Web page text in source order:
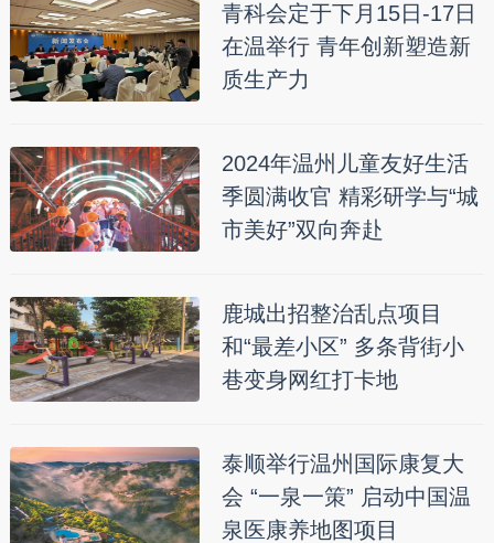
青科会定于下月15日-17日
在温举行 青年创新塑造新
质生产力
2024年温州儿童友好生活
季圆满收官 精彩研学与“城
市美好”双向奔赴
鹿城出招整治乱点项目
和“最差小区” 多条背街小
巷变身网红打卡地
泰顺举行温州国际康复大
会 “一泉一策” 启动中国温
泉医康养地图项目